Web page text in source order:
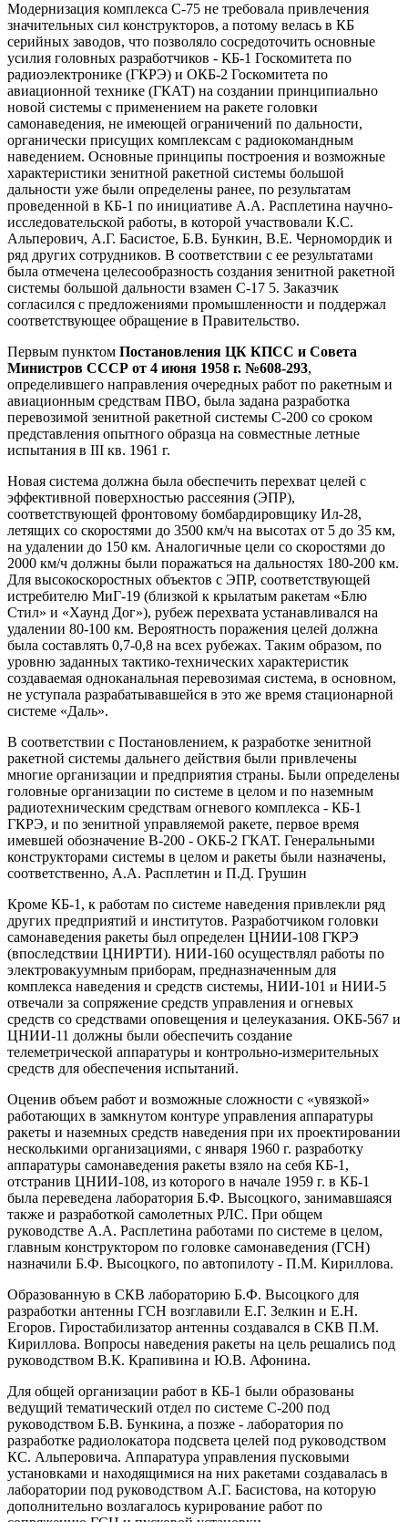
Модернизация комплекса С-75 не требовала привлечения
значительных сил конструкторов, а потому велась в КБ
серийных заводов, что позволяло сосредоточить основные
усилия головных разработчиков - КБ-1 Госкомитета по
радиоэлектронике (ГКРЭ) и ОКБ-2 Госкомитета по
авиационной технике (ГКАТ) на создании принципиально
новой системы с применением на ракете головки
самонаведения, не имеющей ограничений по дальности,
органически присущих комплексам с радиокомандным
наведением. Основные принципы построения и возможные
характеристики зенитной ракетной системы большой
дальности уже были определены ранее, по результатам
проведенной в КБ-1 по инициативе А.А. Расплетина научно-
исследовательской работы, в которой участвовали К.С.
Альперович, А.Г. Басистое, Б.В. Бункин, В.Е. Черномордик и
ряд других сотрудников. В соответствии с ее результатами
была отмечена целесообразность создания зенитной ракетной
системы большой дальности взамен С-17 5. Заказчик
согласился с предложениями промышленности и поддержал
соответствующее обращение в Правительство.
Первым пунктом Постановления ЦК КПСС и Совета
Министров СССР от 4 июня 1958 г. №608-293,
определившего направления очередных работ по ракетным и
авиационным средствам ПВО, была задана разработка
перевозимой зенитной ракетной системы С-200 со сроком
представления опытного образца на совместные летные
испытания в III кв. 1961 г.
Новая система должна была обеспечить перехват целей с
эффективной поверхностью рассеяния (ЭПР),
соответствующей фронтовому бомбардировщику Ил-28,
летящих со скоростями до 3500 км/ч на высотах от 5 до 35 км,
на удалении до 150 км. Аналогичные цели со скоростями до
2000 км/ч должны были поражаться на дальностях 180-200 км.
Для высокоскоростных объектов с ЭПР, соответствующей
истребителю МиГ-19 (близкой к крылатым ракетам «Блю
Стил» и «Хаунд Дог»), рубеж перехвата устанавливался на
удалении 80-100 км. Вероятность поражения целей должна
была составлять 0,7-0,8 на всех рубежах. Таким образом, по
уровню заданных тактико-технических характеристик
создаваемая одноканальная перевозимая система, в основном,
не уступала разрабатывавшейся в это же время стационарной
системе «Даль».
В соответствии с Постановлением, к разработке зенитной
ракетной системы дальнего действия были привлечены
многие организации и предприятия страны. Были определены
головные организации по системе в целом и по наземным
радиотехническим средствам огневого комплекса - КБ-1
ГКРЭ, и по зенитной управляемой ракете, первое время
имевшей обозначение В-200 - ОКБ-2 ГКАТ. Генеральными
конструкторами системы в целом и ракеты были назначены,
соответственно, А.А. Расплетин и П.Д. Грушин
Кроме КБ-1, к работам по системе наведения привлекли ряд
других предприятий и институтов. Разработчиком головки
самонаведения ракеты был определен ЦНИИ-108 ГКРЭ
(впоследствии ЦНИРТИ). НИИ-160 осуществлял работы по
электровакуумным приборам, предназначенным для
комплекса наведения и средств системы, НИИ-101 и НИИ-5
отвечали за сопряжение средств управления и огневых
средств со средствами оповещения и целеуказания. ОКБ-567 и
ЦНИИ-11 должны были обеспечить создание
телеметрической аппаратуры и контрольно-измерительных
средств для обеспечения испытаний.
Оценив объем работ и возможные сложности с «увязкой»
работающих в замкнутом контуре управления аппаратуры
ракеты и наземных средств наведения при их проектировании
несколькими организациями, с января 1960 г. разработку
аппаратуры самонаведения ракеты взяло на себя КБ-1,
отстранив ЦНИИ-108, из которого в начале 1959 г. в КБ-1
была переведена лаборатория Б.Ф. Высоцкого, занимавшаяся
также и разработкой самолетных РЛС. При общем
руководстве А.А. Расплетина работами по системе в целом,
главным конструктором по головке самонаведения (ГСН)
назначили Б.Ф. Высоцкого, по автопилоту - П.М. Кириллова.
Образованную в СКВ лабораторию Б.Ф. Высоцкого для
разработки антенны ГСН возглавили Е.Г. Зелкин и Е.Н.
Егоров. Гиростабилизатор антенны создавался в СКВ П.М.
Кириллова. Вопросы наведения ракеты на цель решались под
руководством В.К. Крапивина и Ю.В. Афонина.
Для общей организации работ в КБ-1 были образованы
ведущий тематический отдел по системе С-200 под
руководством Б.В. Бункина, а позже - лаборатория по
разработке радиолокатора подсвета целей под руководством
КС. Альперовича. Аппаратура управления пусковыми
установками и находящимися на них ракетами создавалась в
лаборатории под руководством А.Г. Басистова, на которую
дополнительно возлагалось курирование работ по